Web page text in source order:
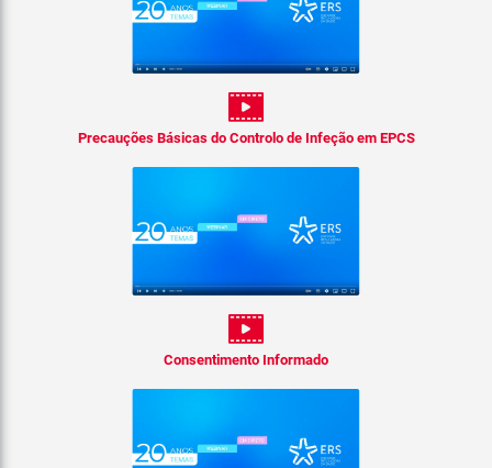
Precauções Básicas do Controlo de Infeção em EPCS
Consentimento Informado